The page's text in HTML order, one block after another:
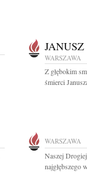
WARSZAWA
Z głębokim
śmierci
WARSZAWA
Naszej
najgłębszego